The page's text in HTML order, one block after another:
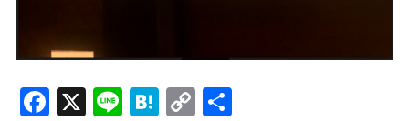
F
X
Li H
C